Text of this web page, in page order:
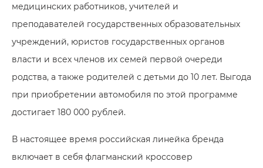
медицинских работников, учителей и
преподавателей государственных образовательных
учреждений, юристов государственных органов
власти и всех членов их семей первой очереди
родства, а также родителей с детьми до 10 лет. Выгода
при приобретении автомобиля по этой программе
достигает 180 000 рублей.
В настоящее время российская линейка бренда
включает в себя флагманский кроссовер